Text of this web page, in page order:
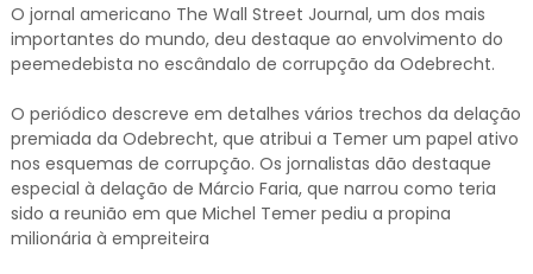
O jornal americano The Wall Street Journal, um dos mais
importantes do mundo, deu destaque ao envolvimento do
peemedebista no escândalo de corrupção da Odebrecht.
O periódico descreve em detalhes vários trechos da delação
premiada da Odebrecht, que atribui a Temer um papel ativo
nos esquemas de corrupção. Os jornalistas dão destaque
especial à delação de Márcio Faria, que narrou como teria
sido a reunião em que Michel Temer pediu a propina
milionária à empreiteira